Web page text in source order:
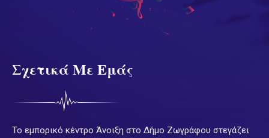
Σχετικά Με Εμάς
Το εμπορικό κέντρο Άνοιξη στο Δήμο Ζωγράφου στεγάζει